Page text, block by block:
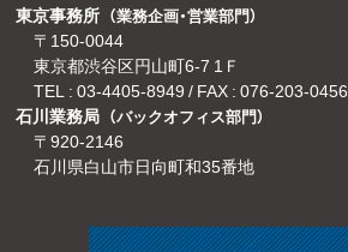
東京事務所 （業務企画・営業部門）
〒150-0044
東京都渋谷区円山町6-7 1Ｆ
TEL : 03-4405-8949 / FAX : 076-203-0456
石川業務局 （バックオフィス部門）
〒920-2146
石川県白山市日向町和35番地